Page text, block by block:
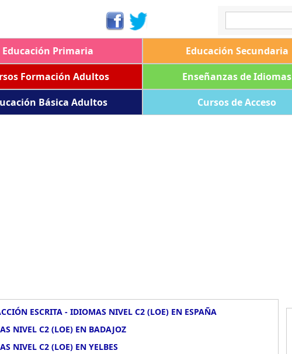
Educación Primaria Educación Secundaria
Formación Adultos Enseñanzas de Idiomas
Básica Adultos Cursos de Acceso
ESCRITA - IDIOMAS NIVEL C2 (LOE) EN ESPAÑA
NIVEL C2 (LOE) EN BADAJOZ
NIVEL C2 (LOE) EN YELBES